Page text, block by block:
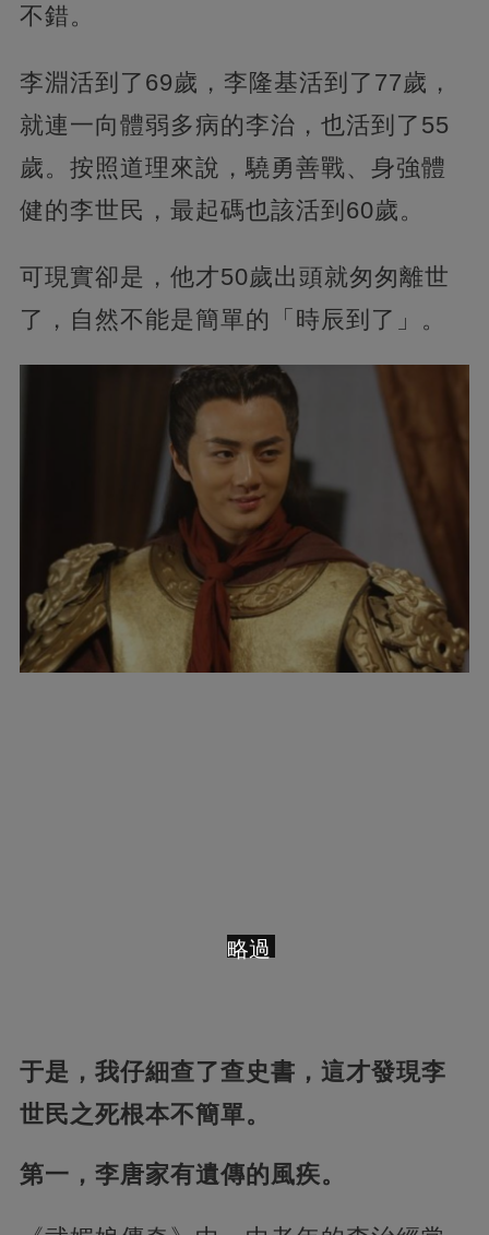
不錯。
李淵活到了69歲，李隆基活到了77歲，
就連一向體弱多病的李治，也活到了55
歲。按照道理來說，驍勇善戰、身強體
健的李世民，最起碼也該活到60歲。
可現實卻是，他才50歲出頭就匆匆離世
了，自然不能是簡單的「時辰到了」。
于是，我仔細查了查史書，這才發現李
世民之死根本不簡單。
第一，李唐家有遺傳的風疾。
略過